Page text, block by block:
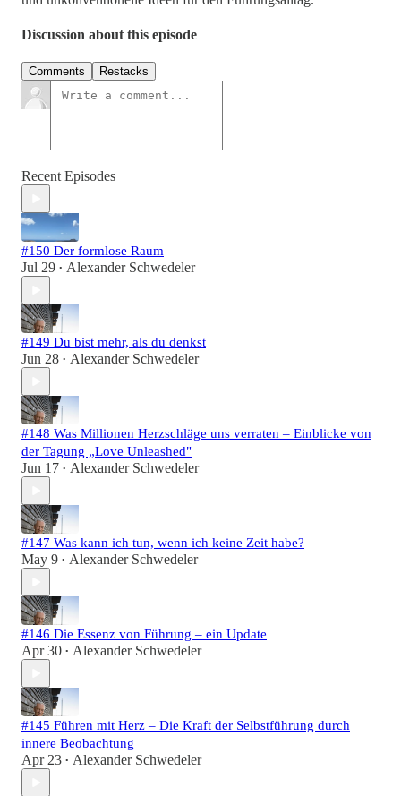
Discussion about this episode
Comments Restacks
Recent Episodes
#150 Der formlose Raum
Jul 29 • Alexander Schwedeler
#149 Du bist mehr, als du denkst
Jun 28 • Alexander Schwedeler
#148 Was Millionen Herzschläge uns verraten – Einblicke von
der Tagung „Love Unleashed"
Jun 17 • Alexander Schwedeler
#147 Was kann ich tun, wenn ich keine Zeit habe?
May 9 • Alexander Schwedeler
#146 Die Essenz von Führung – ein Update
Apr 30 • Alexander Schwedeler
#145 Führen mit Herz – Die Kraft der Selbstführung durch
innere Beobachtung
Apr 23 • Alexander Schwedeler